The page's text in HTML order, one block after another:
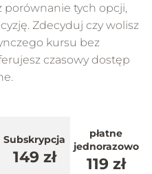
- typy lodówek
- płyty grzewcze i
- okapy
porównanie tych opcji,
Zdecyduj czy wolisz
kursu bez
czasowy dostęp
Subskrypcja
149 zł
płatne
jednorazowo
119 zł